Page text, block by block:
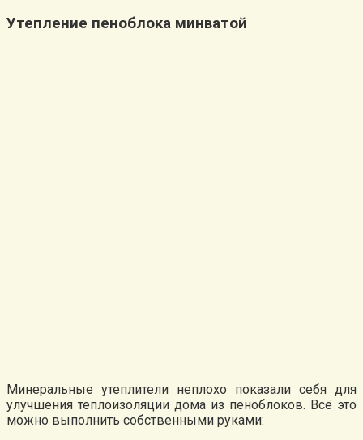
Утепление пеноблока минватой
Минеральные утеплители неплохо показали себя для
улучшения теплоизоляции дома из пеноблоков. Всё это
можно выполнить собственными руками: